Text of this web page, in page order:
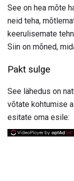
See on hea mõte
neid teha,
keerulisemate
Siin on mõned,
Pakt sulge
See lähedus on
võtate kohtumise
esitate oma esile: